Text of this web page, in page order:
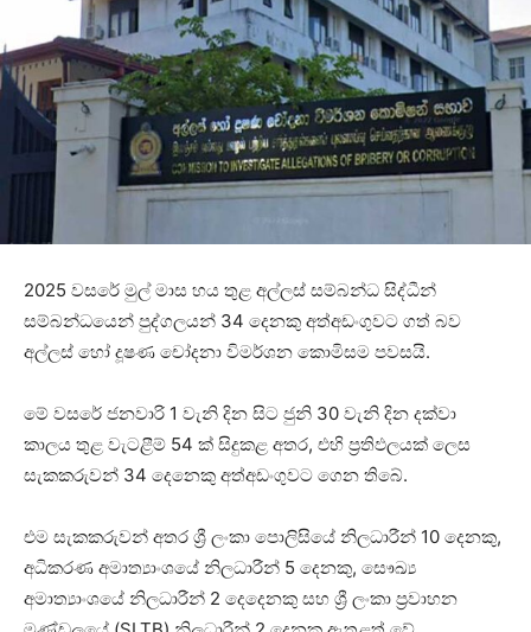
2025 වසරේ මුල් මාස හය තුළ අල්ලස් සම්බන්ධ සිද්ධීන්
සම්බන්ධයෙන් පුද්ගලයන් 34 දෙනකු අත්අඩංගුවට ගත් බව
අල්ලස් හෝ දූෂණ චෝදනා විමර්ශන කොමිසම පවසයි.
මේ වසරේ ජනවාරි 1 වැනි දින සිට ජුනි 30 වැනි දින දක්වා
කාලය තුළ වැටළීම් 54 ක් සිදුකළ අතර, එහි ප්‍රතිඵලයක් ලෙස
සැකකරුවන් 34 දෙනෙකු අත්අඩංගුවට ගෙන තිබේ.
එම සැකකරුවන් අතර ශ්‍රී ලංකා පොලිසියේ නිලධාරීන් 10 දෙනකු,
අධිකරණ අමාත්‍යාංශයේ නිලධාරීන් 5 දෙනකු, සෞඛ්‍ය
අමාත්‍යාංශයේ නිලධාරීන් 2 දෙදෙනකු සහ ශ්‍රී ලංකා ප්‍රවාහන